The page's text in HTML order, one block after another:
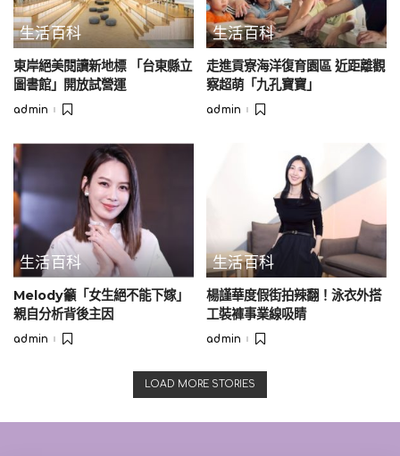
解。因為李雅英事件爆發，加上陳建州過往捲入性騷爭議，讓
不少球迷大表不滿，認為黑人沒有記起教訓，話題炎上之後雖
有其他網友認為動作沒有踰矩，仍引發許多男女肢體觸碰界限
的討論。
＃抽到小螞蟻卡球迷怒「燒毀」 啦啦隊戰友齊發聲：基本尊
生活百科
東岸絕美閱讀新地標 「台東縣立
圖書館」開放試營運
Posted
admin
生活百科
走進貢寮海洋復育園區 近距離觀
察超萌「九孔寶寶」
Posted
admin
生活百科
Melody籲「女生絕不能下嫁」
親自分析背後主因
Posted
admin
生活百科
楊謹華度假街拍辣翻！泳衣外搭
工裝褲事業線吸睛
Posted
admin
LOAD MORE STORIES